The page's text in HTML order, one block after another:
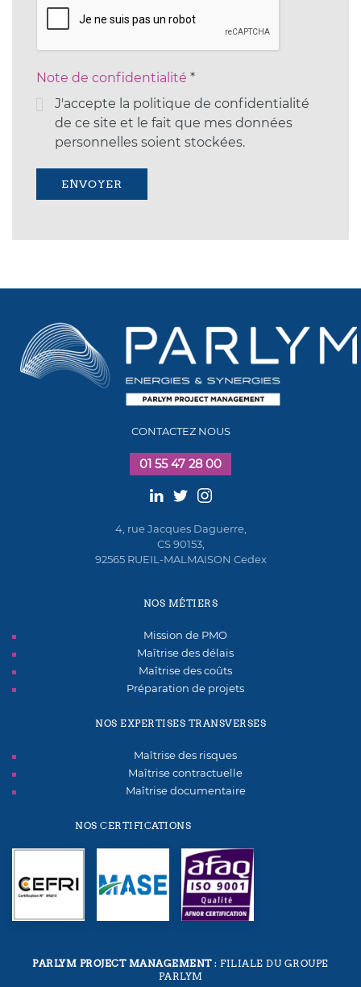
Note de confidentialité *
J'accepte la politique de confidentialité
de ce site et le fait que mes données
personnelles soient stockées.
ENVOYER
CONTACTEZ NOUS
01 55 47 28 00
4, rue Jacques Daguerre,
CS 90153,
92565 RUEIL-MALMAISON Cedex
NOS MÉTIERS
Mission de PMO
Maîtrise des délais
Maîtrise des coûts
Préparation de projets
NOS EXPERTISES TRANSVERSES
Maîtrise des risques
Maîtrise contractuelle
Maîtrise documentaire
NOS CERTIFICATIONS
PARLYM PROJECT MANAGEMENT: FILIALE DU GROUPE
PARLYM